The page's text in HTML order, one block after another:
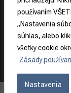
používaním
„Nastavenia
súhlas, alebo
všetky cookie
Zásady
Nastavenia
zmluvy